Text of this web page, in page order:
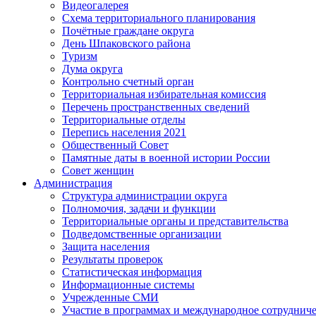
Видеогалерея
Схема территориального планирования
Почётные граждане округа
День Шпаковского района
Туризм
Дума округа
Контрольно счетный орган
Территориальная избирательная комиссия
Перечень пространственных сведений
Территориальные отделы
Перепись населения 2021
Общественный Совет
Памятные даты в военной истории России
Совет женщин
Администрация
Структура администрации округа
Полномочия, задачи и функции
Территориальные органы и представительства
Подведомственные организации
Защита населения
Результаты проверок
Статистическая информация
Информационные системы
Учрежденные СМИ
Участие в программах и международное